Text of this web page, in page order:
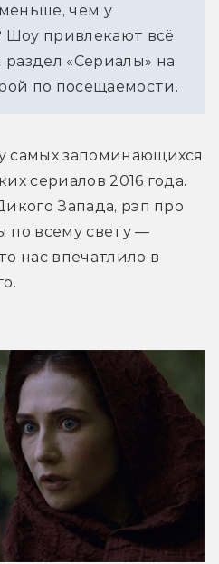
чем у
Шоу привлекают всё
«Сериалы» на
по посещаемости.
самых запоминающихся
сериалов 2016 года.
Запада, рэп про
по всему свету —
нас впечатлило в